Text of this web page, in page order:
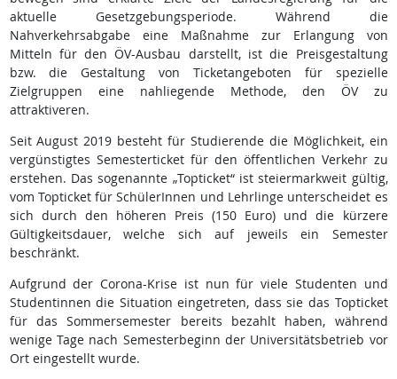
aktuelle Gesetzgebungsperiode. Während die
Nahverkehrsabgabe eine Maßnahme zur Erlangung von
Mitteln für den ÖV-Ausbau darstellt, ist die Preisgestaltung
bzw. die Gestaltung von Ticketangeboten für spezielle
Zielgruppen eine nahliegende Methode, den ÖV zu
attraktiveren.
Seit August 2019 besteht für Studierende die Möglichkeit, ein
vergünstigtes Semesterticket für den öffentlichen Verkehr zu
erstehen. Das sogenannte „Topticket“ ist steiermarkweit gültig,
vom Topticket für SchülerInnen und Lehrlinge unterscheidet es
sich durch den höheren Preis (150 Euro) und die kürzere
Gültigkeitsdauer, welche sich auf jeweils ein Semester
beschränkt.
Aufgrund der Corona-Krise ist nun für viele Studenten und
Studentinnen die Situation eingetreten, dass sie das Topticket
für das Sommersemester bereits bezahlt haben, während
wenige Tage nach Semesterbeginn der Universitätsbetrieb vor
Ort eingestellt wurde.